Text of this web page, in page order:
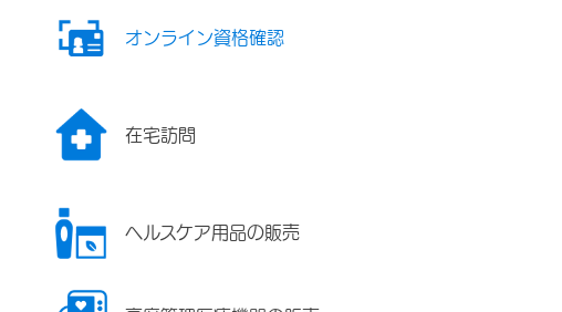
オンライン資格確認
在宅訪問
ヘルスケア用品の販売